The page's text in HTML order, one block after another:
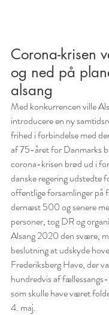
Corona-krisen
og ned på
alsang
Med konkurrencen ville
introducere en ny
frihed i forbindelse med
af 75-året for Danmarks
corona-krisen brød ud i
danske regering udstedte
offentlige forsamlinger på
dernæst 500 og senere
personer, tog DR og
Alsang 2020 den svære,
beslutning at udskyde
Frederiksberg Have, der
hundredvis af
som skulle have været
4. maj.